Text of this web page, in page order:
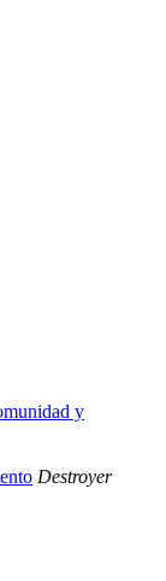
y
Destroyer